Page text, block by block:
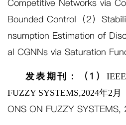
Competitive Networks via
Bounded Control（2）
nsumption Estimation of
al CGNNs via Saturation
发表期刊： （1）
FUZZY SYSTEMS,2024年2月
ONS ON FUZZY SYSTEMS,